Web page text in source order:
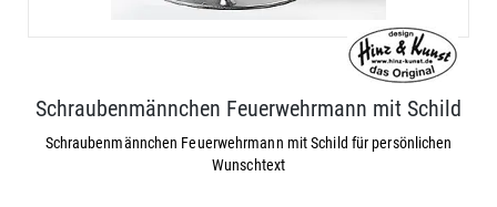
Schraubenmännchen Feuerwehrmann mit Schild
Schraubenmännchen Feuerwehrmann mit Schild für persönlichen
Wunschtext